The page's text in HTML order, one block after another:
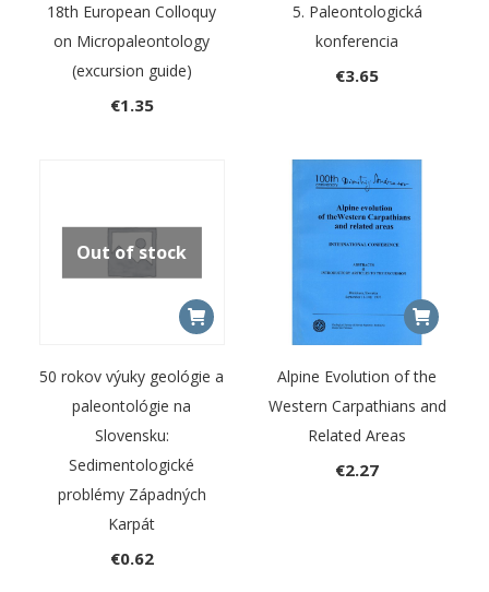
18th European Colloquy
on Micropaleontology
(excursion guide)
€1.35
5. Paleontologická
konferencia
€3.65
Out of stock
50 rokov výuky geológie a
paleontológie na
Slovensku:
Sedimentologické
problémy Západných
Karpát
€0.62
Alpine Evolution of the
Western Carpathians and
Related Areas
€2.27